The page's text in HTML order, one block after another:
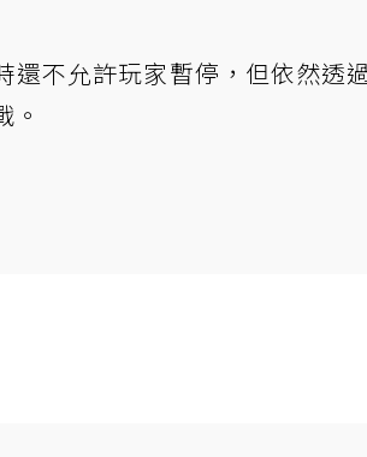
還不允許玩家暫停，但依然透
。